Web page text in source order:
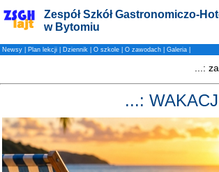
Zespół Szkół Gastronomiczo-
w Bytomiu
Newsy Plan lekcji Dziennik O szkole O zawodach Galeria
...: